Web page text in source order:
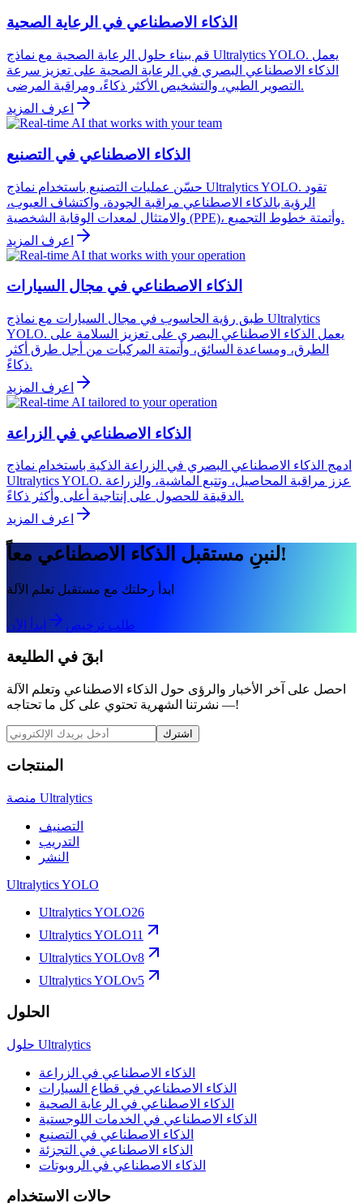
الذكاء الاصطناعي في الرعاية الصحية
قم ببناء حلول الرعاية الصحية مع نماذج Ultralytics YOLO. يعمل
الذكاء الاصطناعي البصري في الرعاية الصحية على تعزيز سرعة
التصوير الطبي، والتشخيص الأكثر ذكاءً، ومراقبة المرضى.
اعرف المزيد
الذكاء الاصطناعي في التصنيع
حسّن عمليات التصنيع باستخدام نماذج Ultralytics YOLO. تقود
الرؤية بالذكاء الاصطناعي مراقبة الجودة، واكتشاف العيوب،
والامتثال لمعدات الوقاية الشخصية (PPE)، وأتمتة خطوط التجميع.
اعرف المزيد
الذكاء الاصطناعي في مجال السيارات
طبق رؤية الحاسوب في مجال السيارات مع نماذج Ultralytics
YOLO. يعمل الذكاء الاصطناعي البصري على تعزيز السلامة على
الطرق، ومساعدة السائق، وأتمتة المركبات من أجل طرق أكثر
ذكاءً.
اعرف المزيد
الذكاء الاصطناعي في الزراعة
ادمج الذكاء الاصطناعي البصري في الزراعة الذكية باستخدام نماذج
Ultralytics YOLO. عزز مراقبة المحاصيل، وتتبع الماشية، والزراعة
الدقيقة للحصول على إنتاجية أعلى وأكثر ذكاءً.
اعرف المزيد
لنبنِ مستقبل الذكاء الاصطناعي معاً!
ابدأ رحلتك مع مستقبل تعلم الآلة
طلب ترخيص ابدأ الآن
ابقَ في الطليعة
احصل على آخر الأخبار والرؤى حول الذكاء الاصطناعي وتعلم الآلة
— نشرتنا الشهرية تحتوي على كل ما تحتاجه!
اشترك
المنتجات
منصة Ultralytics
التصنيف
التدريب
النشر
Ultralytics YOLO
Ultralytics YOLO26
Ultralytics YOLO11
Ultralytics YOLOv8
Ultralytics YOLOv5
الحلول
حلول Ultralytics
الذكاء الاصطناعي في الزراعة
الذكاء الاصطناعي في قطاع السيارات
الذكاء الاصطناعي في الرعاية الصحية
الذكاء الاصطناعي في الخدمات اللوجستية
الذكاء الاصطناعي في التصنيع
الذكاء الاصطناعي في التجزئة
الذكاء الاصطناعي في الروبوتات
حالات الاستخدام